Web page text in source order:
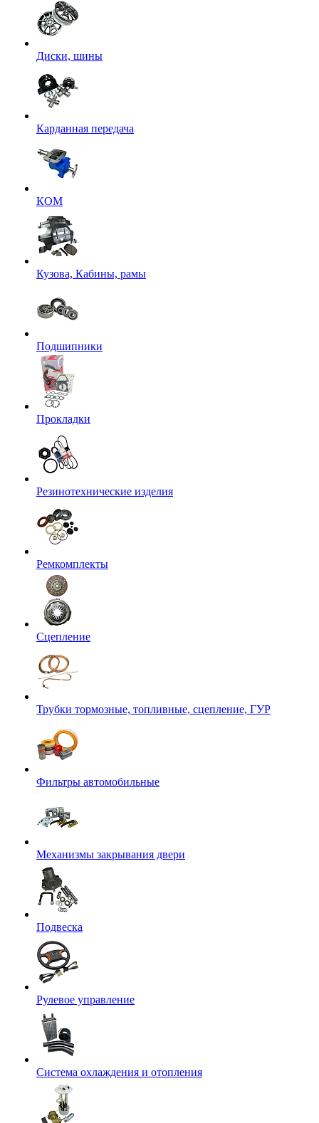
Диски, шины
Карданная передача
КОМ
Кузова, Кабины, рамы
Подшипники
Прокладки
Резинотехнические изделия
Ремкомплекты
Сцепление
Трубки тормозные, топливные, сцепление, ГУР
Фильтры автомобильные
Механизмы закрывания двери
Подвеска
Рулевое управление
Система охлаждения и отопления